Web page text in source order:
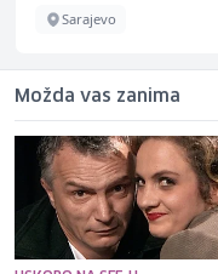
Sarajevo
Možda vas zanima